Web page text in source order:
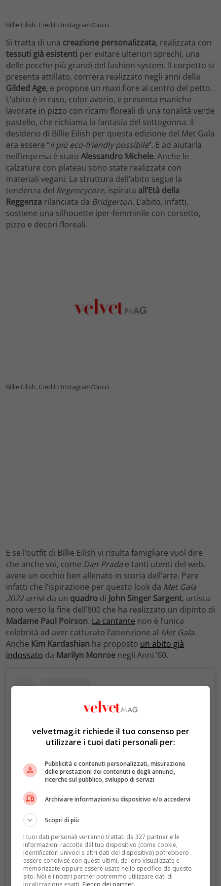
Billie Eilish. Crediti: Instagram/Gucci
Si tratta di una creazione personalizzata, realizzata con
tessuti già esistenti per evitare ulteriori sprechi, una
delle pecche più grandi del fashion system. Il corpetto si
presenta attillato, com’era realizzato negli anni della
Gilded Age, e propone un maxi fiore al centro del petto.
L’abito è in raso, color avorio, e presenta maniche
lavorate in pizzo con ricami floreali di una tonalità verde
pastello, che richiama la fantasia del sottogonna. Il
desiderio di Billie Eilish per questa edizione del Met Gala
era essere “il più eco-friendly possibile“. E ad aiutarla
nell’impresa è stato Alessandro Michele. Anche le
calzature con plateau sono state realizzate con
materiali vegani. La struttura dell’abito segue la
tendenza del Regencycore, ispirata all’Età della
Reggenza rilanciata da Bridgerton. L’abito, infatti,
sostiene una silhouette iper-femminile con corsetto,
pizzo e decori floreali.
Billie Eilish. Crediti: Instagram/Gucci
E se l’outfit di Billie Eilish vi risulta famigliare vuol dire
che anche voi, come Diet Prada e tanti utenti del web,
avete un occhio ben allenato in storia dell’arte. Pare
infatti che l’ispirazione per questo look da Met Gala
2022arrivi da un quadro di John Singer Sargent, artista
noto verso la fine dell’800 che ha realizzato un dipinto di
Madame Paul Poirson. La cantante non è l’unica
celebrità ad aver catturato l’attenzione al Met Gala.
Anche Kim Kardashian ha proposto un abito già
indossato da Marilyn Monroe negli Anni ’60.
velvetmag.it richiede il tuo consenso per
utilizzare i tuoi dati personali per:
Pubblicità e contenuti personalizzati, misurazione
delle prestazioni dei contenuti e degli annunci,
ricerche sul pubblico, sviluppo di servizi
Archiviare informazioni su dispositivo e/o accedervi
Scopri di più
I tuoi dati personali verranno trattati da 327 partner e le
informazioni raccolte dal tuo dispositivo (come cookie,
identificatori univoci e altri dati del dispositivo) potrebbero
essere condivise con questi ultimi, da loro visualizzate e
memorizzate oppure essere usate nello specifico da questo
sito. Noi e i nostri partner potremmo utilizzare dati di
localizzazione esatti. Elenco dei partner.